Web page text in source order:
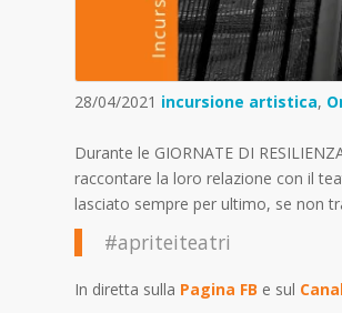
28/04/2021 incursione artistica,
Durante le GIORNATE DI
raccontare la loro relazione con il
lasciato sempre per ultimo, se non
#apriteiteatri
In diretta sulla Pagina FB e sul